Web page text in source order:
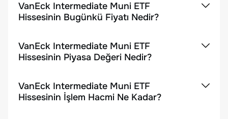
VanEck Intermediate Muni ETF
Hissesinin Bugünkü Fiyatı Nedir?
VanEck Intermediate Muni ETF
Hissesinin Piyasa Değeri Nedir?
VanEck Intermediate Muni ETF
Hissesinin İşlem Hacmi Ne Kadar?